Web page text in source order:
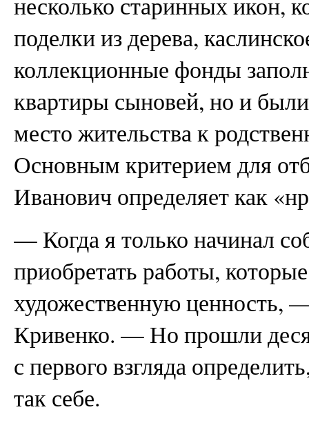
поделки из дерева,
коллекционные фонды
квартиры сыновей, но и
место жительства к
Основным критерием для
Иванович определяет как
— Когда я только начинал
приобретать работы,
художественную ценность,
Кривенко. — Но прошли
с первого взгляда
так себе.